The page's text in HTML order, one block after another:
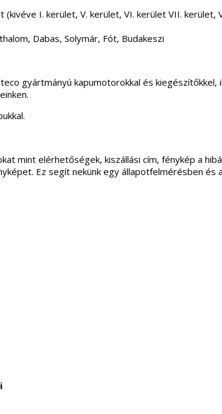
I. kerület, V. kerület, VI. kerület VII.
Dabas, Solymár, Fót, Budakeszi
gyártmányú kapumotorokkal és
mint elérhetőségek, kiszállási cím, fénykép a
Ez segít nekünk egy állapotfelmérésben és